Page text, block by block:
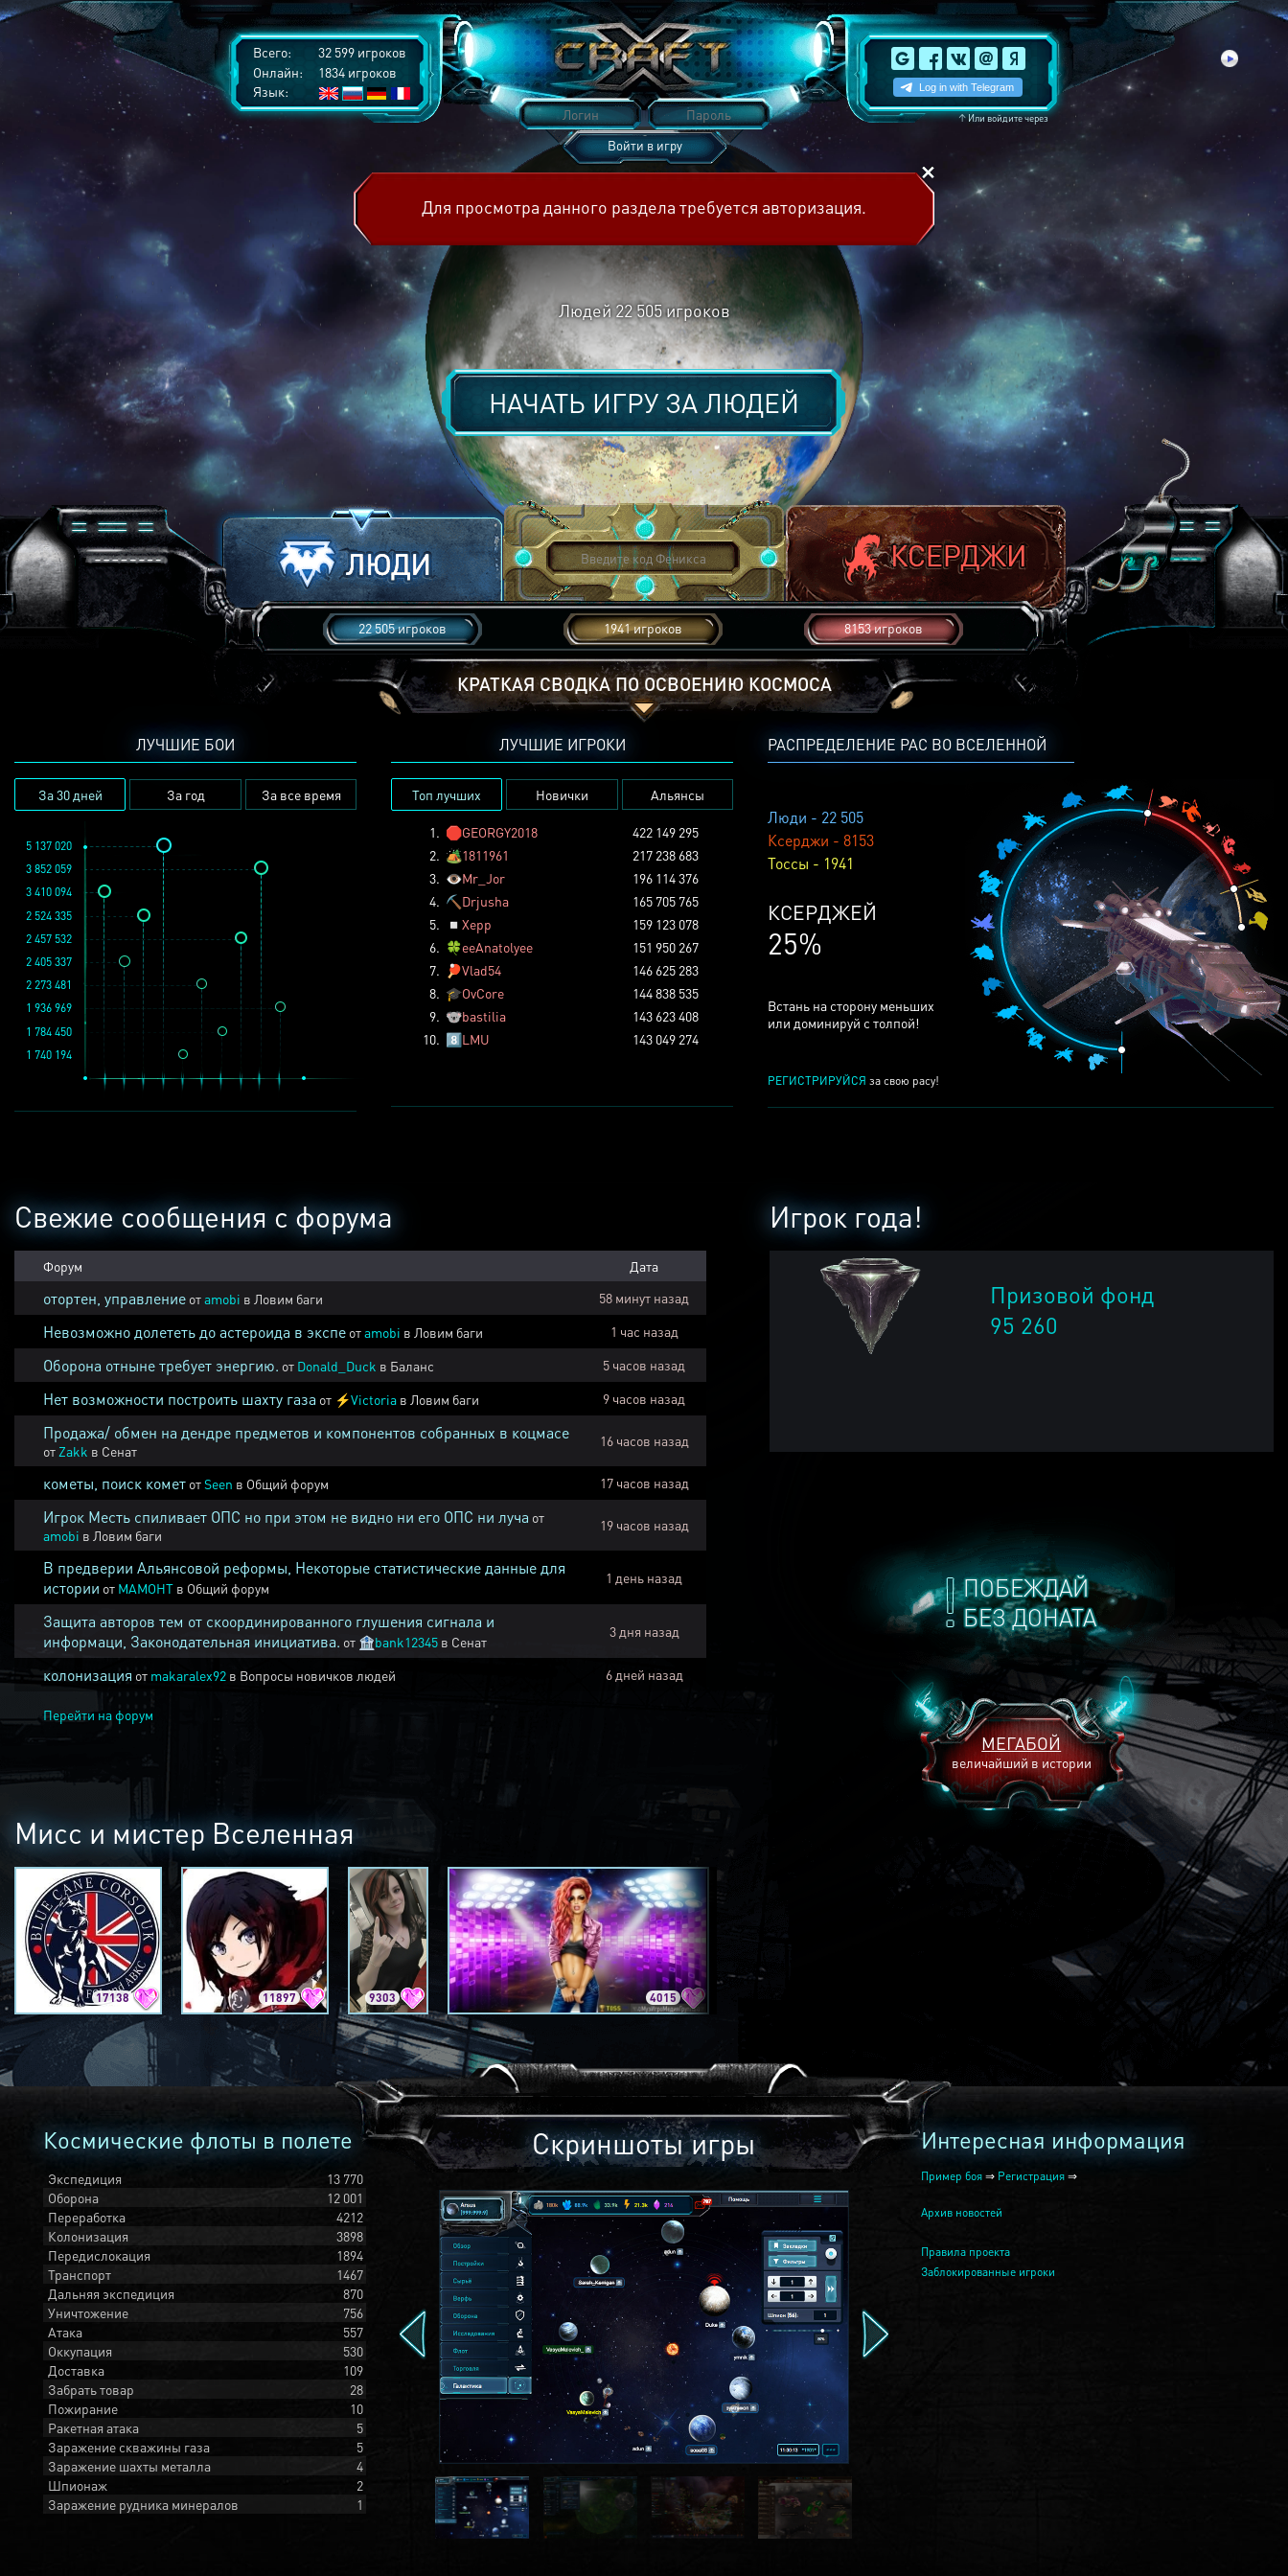
Всего:
32 599 игроков
Онлайн:
1834 игроков
Язык:
↑Или войдите через
Войти в игру
Для просмотра данного раздела требуется авторизация.
Людей 22 505игроков
НАЧАТЬ ИГРУ ЗАЛЮДЕЙ
22 505 игроков 1941 игроков 8153 игроков
КРАТКАЯ СВОДКА ПО ОСВОЕНИЮ КОСМОСА
РАСПРЕДЕЛЕНИЕ РАС ВО ВСЕЛЕННОЙ
Люди - 22 505
Ксерджи - 8153
Тоссы - 1941
КСЕРДЖЕЙ
25%
Встань на сторону меньших
или доминируй с толпой!
РЕГИСТРИРУЙСЯ за свою расу!
ЛУЧШИЕ БОИ
За 30 дней За год За все время
1 936 969
3 852 059
2 457 532
1 784 450
2 273 481
1 740 194
5 137 020
2 524 335
2 405 337
3 410 094
ЛУЧШИЕ ИГРОКИ
Топ лучших Новички Альянсы
1. 🛑GEORGY2018
422 149 295
2. 🏕️1811961
217 238 683
3. 👁️Mr_Jor
196 114 376
4. ⛏️ Drjusha
165 705 765
5.
◽ Xepp
159 123 078
6. 🍀eeAnatolyee
151 950 267
7.
🏓Vlad54
146 625 283
8. 🎓OvCore
144 838 535
9. 🐨bastilia
143 623 408
10. 8️⃣LMU 143 049 274
ПОБЕЖДАЙ
БЕЗ ДОНАТА
МЕГАБОЙ
величайший в истории
Игрок года!
Призовой фонд
95 260
Свежие сообщения с форума
Форум Дата
отортен, управление отamobi в Ловим баги 58 минут назад
Невозможно долететь до астероида в экспе отamobi в Ловим баги 1 час назад
Оборона отныне требует энергию. от Donald_Duck в Баланс 5 часов назад
Нет возможности построить шахту газа от ⚡Victoria в Ловим баги 9 часов назад
Продажа/ обмен на дендре предметов и компонентов собранных в коцмасе
от Zakk в Сенат
16 часов назад
кометы, поиск комет отSeen в Общий форум 17 часов назад
Игрок Месть спиливает ОПС но при этом не видно ни его ОПС ни луча от
amobi в Ловим баги
19 часов назад
В предверии Альянсовой реформы, Некоторые статистические данные для
истории от MAMOHT в Общий форум
1 день назад
Защита авторов тем от скоординированного глушения сигнала и
информаци, Законодательная инициатива. от 🏦bank12345 в Сенат
3 дня назад
колонизация от makaralex92 в Вопросы новичков людей 6 дней назад
Перейти на форум
Мисс и мистер Вселенная
17138 11897 9303 4015 2240
Космические флоты в полете
Экспедиция
13 770
Оборона
12 001
Переработка
4212
Колонизация
3898
Передислокация
1894
Транспорт
1467
Дальняя экспедиция
870
Уничтожение
756
Атака
557
Оккупация
530
Доставка
109
Забрать товар
28
Пожирание
10
Ракетная атака
5
Заражение скважины газа
5
Заражение шахты металла
4
Шпионаж
2
Заражение рудника минералов
1
Скриншоты игры Интересная информация
Пример боя ⇒ Регистрация ⇒
Архив новостей
Правила проекта
Заблокированные игроки